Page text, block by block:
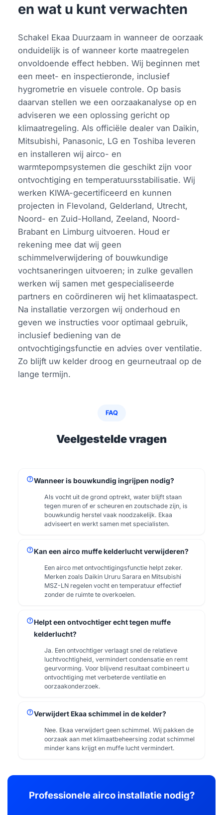
en wat u kunt verwachten
Schakel Ekaa Duurzaam in wanneer de oorzaak
onduidelijk is of wanneer korte maatregelen
onvoldoende effect hebben. Wij beginnen met
een meet- en inspectieronde, inclusief
hygrometrie en visuele controle. Op basis
daarvan stellen we een oorzaakanalyse op en
adviseren we een oplossing gericht op
klimaatregeling. Als officiële dealer van Daikin,
Mitsubishi, Panasonic, LG en Toshiba leveren
en installeren wij airco- en
warmtepompsystemen die geschikt zijn voor
ontvochtiging en temperatuursstabilisatie. Wij
werken KIWA-gecertificeerd en kunnen
projecten in Flevoland, Gelderland, Utrecht,
Noord- en Zuid-Holland, Zeeland, Noord-
Brabant en Limburg uitvoeren. Houd er
rekening mee dat wij geen
schimmelverwijdering of bouwkundige
vochtsaneringen uitvoeren; in zulke gevallen
werken wij samen met gespecialiseerde
partners en coördineren wij het klimaataspect.
Na installatie verzorgen wij onderhoud en
geven we instructies voor optimaal gebruik,
inclusief bediening van de
ontvochtigingsfunctie en advies over ventilatie.
Zo blijft uw kelder droog en geurneutraal op de
lange termijn.
FAQ
Veelgestelde vragen
helpWanneer is bouwkundig ingrijpen nodig?
Als vocht uit de grond optrekt, water blijft staan
tegen muren of er scheuren en zoutschade zijn, is
bouwkundig herstel vaak noodzakelijk. Ekaa
adviseert en werkt samen met specialisten.
helpKan een airco muffe kelderlucht verwijderen?
Een airco met ontvochtigingsfunctie helpt zeker.
Merken zoals Daikin Ururu Sarara en Mitsubishi
MSZ-LN regelen vocht en temperatuur effectief
zonder de ruimte te overkoelen.
helpHelpt een ontvochtiger echt tegen muffe
kelderlucht?
Ja. Een ontvochtiger verlaagt snel de relatieve
luchtvochtigheid, vermindert condensatie en remt
geurvorming. Voor blijvend resultaat combineert u
ontvochtiging met verbeterde ventilatie en
oorzaakonderzoek.
helpVerwijdert Ekaa schimmel in de kelder?
Nee. Ekaa verwijdert geen schimmel. Wij pakken de
oorzaak aan met klimaatbeheersing zodat schimmel
minder kans krijgt en muffe lucht vermindert.
Professionele airco installatie nodig?